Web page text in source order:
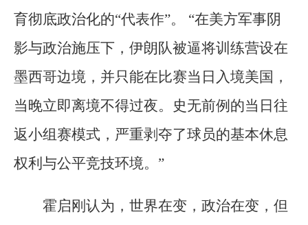
育彻底政治化的“代表作”。 “在美方军事阴
影与政治施压下，伊朗队被逼将训练营设在
墨西哥边境，并只能在比赛当日入境美国，
当晚立即离境不得过夜。史无前例的当日往
返小组赛模式，严重剥夺了球员的基本休息
权利与公平竞技环境。”
霍启刚认为，世界在变，政治在变，但